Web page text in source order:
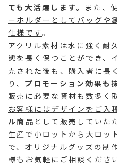
ても大活躍します。 また、
ーホルダーとしてバッグや
仕様です。
アクリル素材は水に強く耐
態を長く保つことができ、
売された後も、購入者に長
り、 プロモーション効果も
販売に必要な資材も数多く
お客様にはデザインをご入
ル商品 として販売していた
生産で小ロットから大ロッ
で、オリジナルグッズの制
様もお気軽にご相談くださ